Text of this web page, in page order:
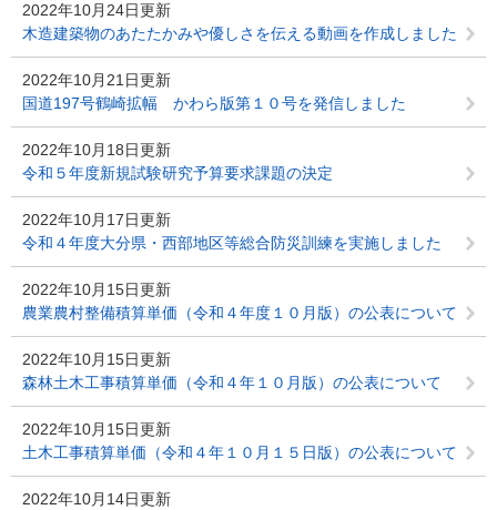
2022年10月24日更新
木造建築物のあたたかみや優しさを伝える動画を作成しました
2022年10月21日更新
国道197号鶴崎拡幅 かわら版第１０号を発信しました
2022年10月18日更新
令和５年度新規試験研究予算要求課題の決定
2022年10月17日更新
令和４年度大分県・西部地区等総合防災訓練を実施しました
2022年10月15日更新
農業農村整備積算単価（令和４年度１０月版）の公表について
2022年10月15日更新
森林土木工事積算単価（令和４年１０月版）の公表について
2022年10月15日更新
土木工事積算単価（令和４年１０月１５日版）の公表について
2022年10月14日更新